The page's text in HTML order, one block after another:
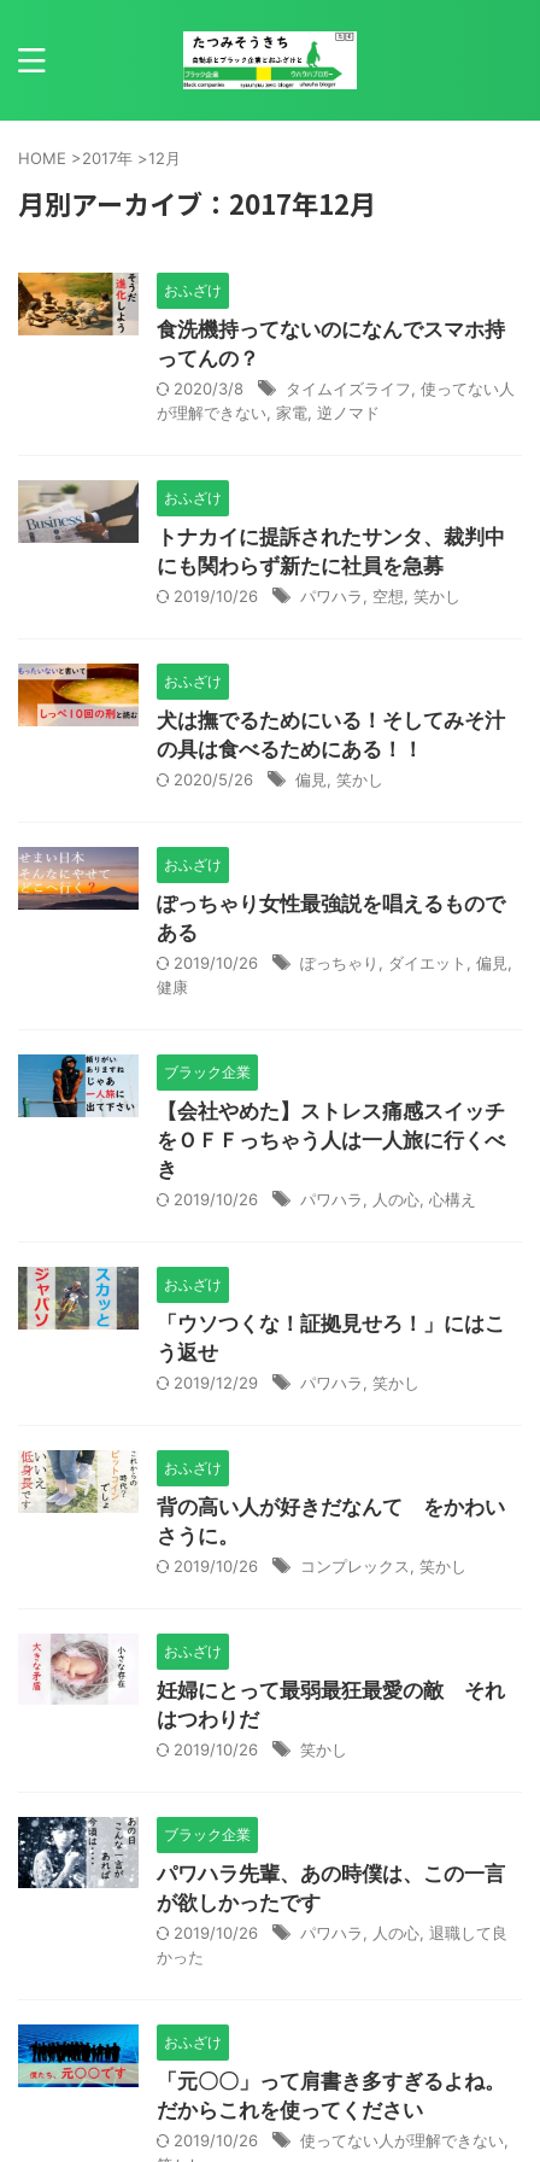
HOME >2017年 >12月
月別アーカイブ：2017年12月
おふざけ
食洗機持ってないのになんでスマホ持
ってんの？
2020/3/8 タイムイズライフ 使ってない人
が理解できない 家電 逆ノマド
おふざけ
トナカイに提訴されたサンタ、裁判中
にも関わらず新たに社員を急募
2019/10/26 パワハラ 空想 笑かし
おふざけ
犬は撫でるためにいる！そしてみそ汁
の具は食べるためにある！！
2020/5/26 偏見 笑かし
おふざけ
ぽっちゃり女性最強説を唱えるもので
ある
2019/10/26 ぽっちゃり ダイエット 偏見
健康
ブラック企業
【会社やめた】ストレス痛感スイッチ
をＯＦＦっちゃう人は一人旅に行くべ
き
2019/10/26 パワハラ 人の心 心構え
おふざけ
「ウソつくな！証拠見せろ！」にはこ
う返せ
2019/12/29 パワハラ 笑かし
おふざけ
背の高い人が好きだなんて をかわい
さうに。
2019/10/26 コンプレックス 笑かし
おふざけ
妊婦にとって最弱最狂最愛の敵 それ
はつわりだ
2019/10/26 笑かし
ブラック企業
パワハラ先輩、あの時僕は、この一言
が欲しかったです
2019/10/26 パワハラ 人の心 退職して良
かった
おふざけ
「元〇〇」って肩書き多すぎるよね。
だからこれを使ってください
2019/10/26 使ってない人が理解できない